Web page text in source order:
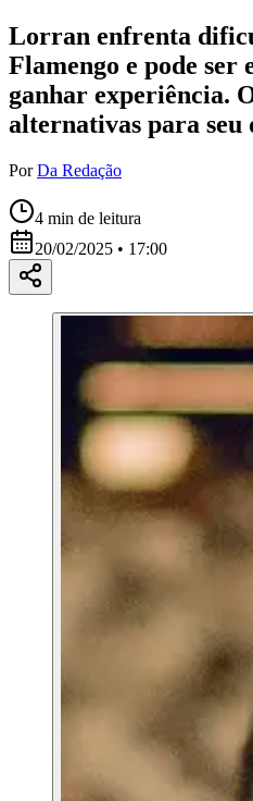
Lorran enfrenta
Flamengo e pode ser
ganhar experiência.
alternativas para seu
Por Da Redação
4 min de leitura
20/02/2025 • 17:00